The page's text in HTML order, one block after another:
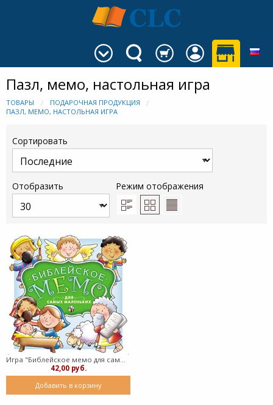
Пазл, мемо, настольная игра
ТОВАРЫ
ПОДАРОЧНАЯ ПРОДУКЦИЯ
ПАЗЛ, МЕМО, НАСТОЛЬНАЯ ИГРА
Сортировать
Отобразить Режим отображения
42,00 руб.
Добавить в корзину